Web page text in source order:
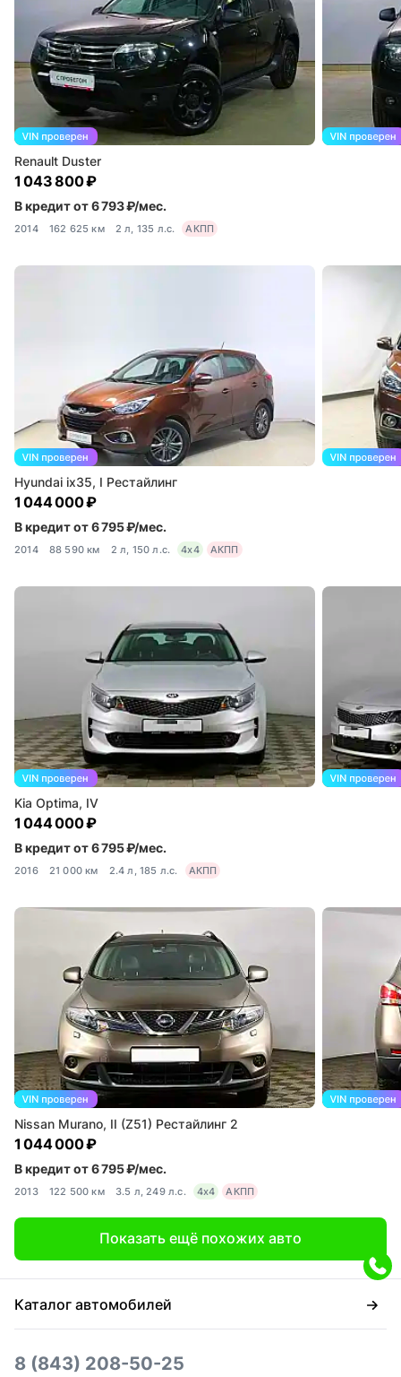
Renault Duster
1 043 800 ₽
В кредит от 6 793 ₽/мес.
2014 162 625 км 2 л, 135 л.с. АКПП
Hyundai ix35, I Рестайлинг
1 044 000 ₽
В кредит от 6 795 ₽/мес.
2014 88 590 км 2 л, 150 л.с. 4x4 АКПП
Kia Optima, IV
1 044 000 ₽
В кредит от 6 795 ₽/мес.
2016 21 000 км 2.4 л, 185 л.с. АКПП
Nissan Murano, II (Z51) Рестайлинг 2
1 044 000 ₽
В кредит от 6 795 ₽/мес.
2013 122 500 км 3.5 л, 249 л.с. 4x4 АКПП
Показать ещё похожих авто
Каталог автомобилей
8 (843) 208-50-25